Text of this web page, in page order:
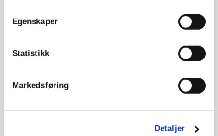
Egenskaper
Statistikk
Markedsføring
Detaljer
Trafikksikkerhetstoppene møtte MC-miljøet på Tyrigrava